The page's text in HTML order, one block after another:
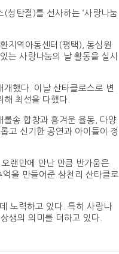
성탄절)를 선사하는 ‘사랑나눔
지역아동센터(평택), 동심원
는 사랑나눔의 날 활동을 실시
했다. 이날 산타클로스로 변
최선을 다했다.
롤송 합창과 흥겨운 율동, 다양
고 신기한 공연과 아이들이 정
랜만에 만난 만큼 반가움은
을 만들어준 삼천리 산타클로
노력하고 있다. 특히 사랑나
생의 의미를 더하고 있다.